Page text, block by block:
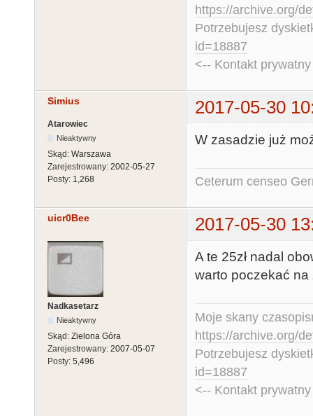
https://archive.org/
Potrzebujesz
id=18887
<-- Kontakt
Simius 2017-05-30
Atarowiec
Nieaktywny
Skąd: Warszawa
Zarejestrowany: 2002-05-27
Posty: 1,268
W zasadzie już
Ceterum censeo
uicr0Bee 2017-05-30
Nadkasetarz
Nieaktywny
Skąd: Zielona Góra
Zarejestrowany: 2007-05-07
Posty: 5,496
A te 25zł nadal
warto poczekać na
Moje skany
https://archive.org/
Potrzebujesz
id=18887
<-- Kontakt